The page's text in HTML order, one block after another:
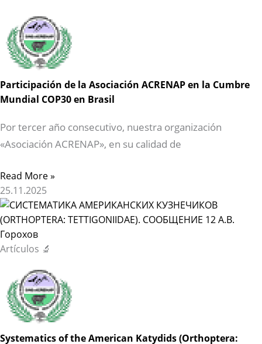
Participación de la Asociación ACRENAP en la Cumbre
Mundial COP30 en Brasil
Por tercer año consecutivo, nuestra organización
«Asociación ACRENAP», en su calidad de
Read More »
25.11.2025
Artículos 🔬
Systematics of the American Katydids (Orthoptera: